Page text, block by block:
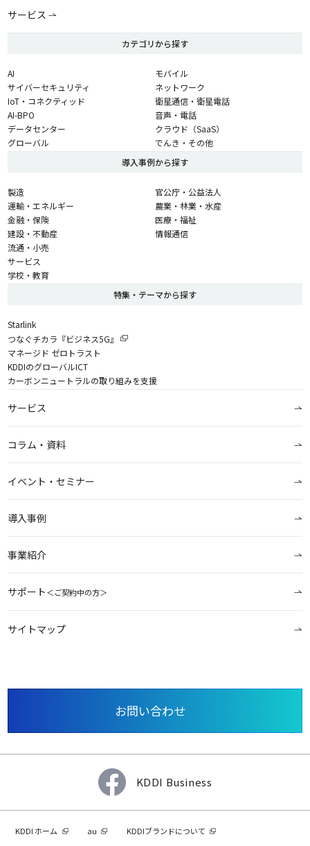
サービス
カテゴリから探す
AI
サイバーセキュリティ
IoT・コネクティッド
AI-BPO
データセンター
グローバル
モバイル
ネットワーク
衛星通信・衛星電話
音声・電話
クラウド（SaaS）
でんき・その他
導入事例から探す
製造
運輸・エネルギー
金融・保険
建設・不動産
流通・小売
サービス
学校・教育
官公庁・公益法人
農業・林業・水産
医療・福祉
情報通信
特集・テーマから探す
Starlink
つなぐチカラ『ビジネス5G』
マネージド ゼロトラスト
KDDIのグローバルICT
カーボンニュートラルの取り組みを支援
サービス
コラム・資料
イベント・セミナー
導入事例
事業紹介
サポート＜ご契約中の方＞
サイトマップ
お問い合わせ
KDDI Business
KDDI ホーム au KDDIブランドについて